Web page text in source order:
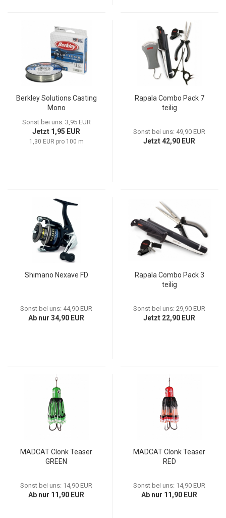
Berkley Solutions Casting
Mono
Sonst bei uns: 3,95 EUR
Jetzt 1,95 EUR
1,30 EUR pro 100 m
Rapala Combo Pack 7
teilig
Sonst bei uns: 49,90 EUR
Jetzt 42,90 EUR
Shimano Nexave FD
Sonst bei uns: 44,90 EUR
Ab nur 34,90 EUR
Rapala Combo Pack 3
teilig
Sonst bei uns: 29,90 EUR
Jetzt 22,90 EUR
MADCAT Clonk Teaser
GREEN
Sonst bei uns: 14,90 EUR
Ab nur 11,90 EUR
MADCAT Clonk Teaser
RED
Sonst bei uns: 14,90 EUR
Ab nur 11,90 EUR